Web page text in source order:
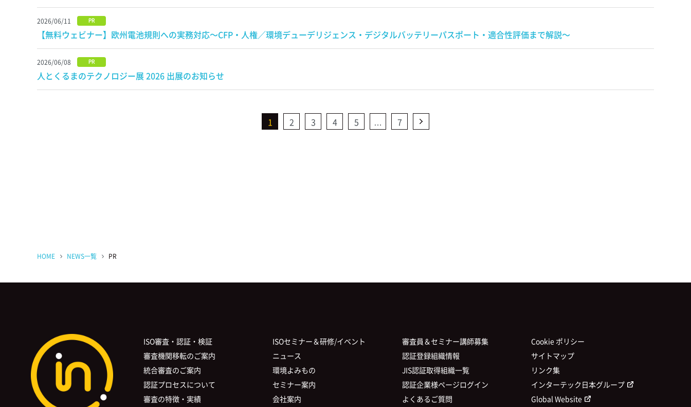
2026/06/11 PR
【無料ウェビナー】欧州電池規則への実務対応〜CFP・人権／環境デューデリジェンス・デジタルバッテリーパスポート・適合性評価まで解説〜
2026/06/08 PR
人とくるまのテクノロジー展 2026 出展のお知らせ
1 2 3 4 5 … 7
HOME NEWS一覧 PR
ISO審査・認証・検証
審査機関移転のご案内
統合審査のご案内
認証プロセスについて
審査の特徴・実績
ISOセミナー＆研修/イベント
ニュース
環境よみもの
セミナー案内
会社案内
審査員＆セミナー講師募集
認証登録組織情報
JIS認証取得組織一覧
認証企業様ページログイン
よくあるご質問
Cookie ポリシー
サイトマップ
リンク集
インターテック日本グループ
Global Website